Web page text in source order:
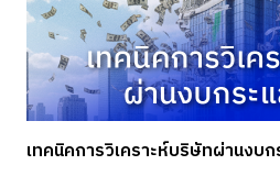
เทคนิคการวิเคราะห์บริษัทผ่านงบ